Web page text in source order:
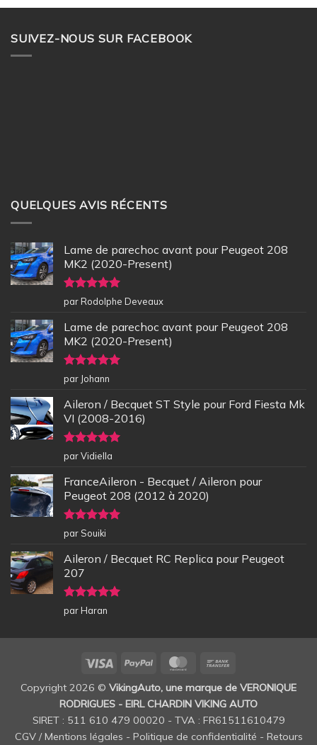
SUIVEZ-NOUS SUR FACEBOOK
QUELQUES AVIS RÉCENTS
Lame de parechoc avant pour Peugeot 208
MK2 (2020-Present)
Note5sur
5
par Rodolphe Deveaux
Lame de parechoc avant pour Peugeot 208
MK2 (2020-Present)
Note5sur
5
par Johann
Aileron / Becquet ST Style pour Ford Fiesta Mk
VI (2008-2016)
Note5sur
5
par Vidiella
FranceAileron - Becquet / Aileron pour
Peugeot 208 (2012 à 2020)
Note5sur
5
par Souiki
Aileron / Becquet RC Replica pour Peugeot
207
Note5sur
5
par Haran
Visa PayPal MasterCard
Copyright 2026 © VikingAuto, une marque de VERONIQUE
RODRIGUES - EIRL CHARDIN VIKING AUTO
SIRET : 511 610 479 00020 - TVA : FR61511610479
CGV / Mentions légales - Politique de confidentialité - Retours